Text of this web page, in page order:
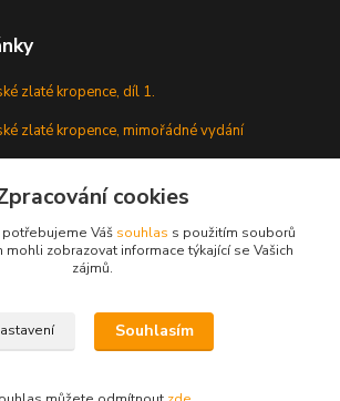
zlaté kropence, díl 1.
zlaté kropence, mimořádné vydání
Veškeré texty umístěné na tomto webu jsou
zakázáno.
cookies
potřebujeme Váš souhlas s použitím souborů
mohli zobrazovat informace týkající se Vašich
zájmů.
Souhlasím